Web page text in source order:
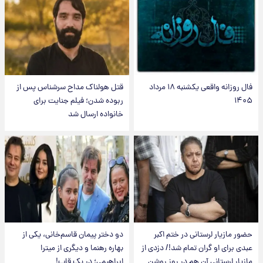
فال روزانه واقعی یکشنبه ۱۸ مرداد
۱۴۰۵
قتل هولناک مداح سرشناس پس از
ربوده شدن؛ فیلم جنایت برای
خانواده ارسال شد
حضور مازیار لرستانی در ختم اکبر
عبدی برای او گران تمام شد!/ دزدی از
دو دختر پیمان قاسم‌خانی، یکی از
بهاره رهنما و دیگری از میترا